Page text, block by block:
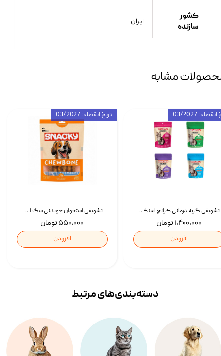
کشور
سازنده
ایران
مشابه
تشویقی استخوان جویدنی سگ اسنکی کرانچی با طعم مرغ Snacky Crunchy Munchy وزن 100 گرم
۵۵۰,۰۰۰ تومان
افزودن
تاریخ انقضاء : 03/2027
تشویقی گربه درمانی کرانچ اسنکی با طعم میکس Snacky Crunch Cat Treats وزن 60 گرم بسته 4 عددی
۱,۴۰۰,۰۰۰ تومان
افزودن
: 03/2027
دسته‌بندی‌‌های مرتبط